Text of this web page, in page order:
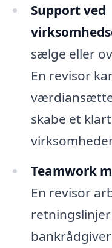
Support ved
sælge eller
En revisor
skabe et
Teamwork
En revisor